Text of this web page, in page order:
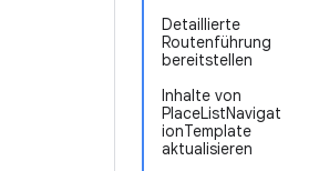
Detaillierte
Routenführung
bereitstellen
Inhalte von
PlaceListNavigat
ionTemplate
aktualisieren